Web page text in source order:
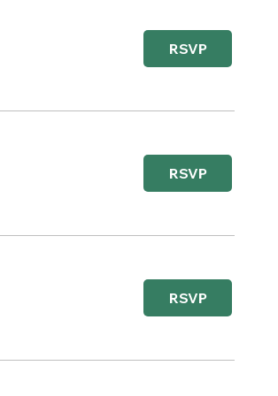
RSVP
RSVP
RSVP